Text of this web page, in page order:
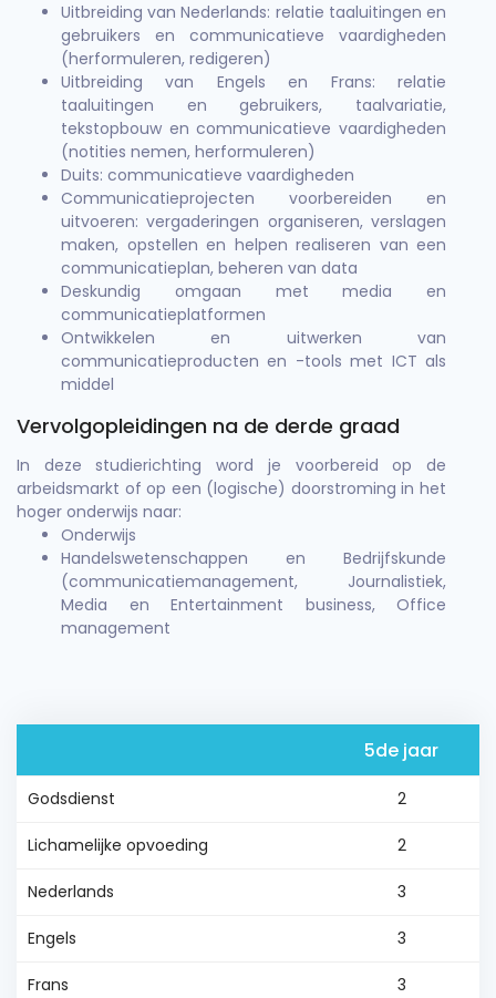
Uitbreiding van Nederlands: relatie taaluitingen en
gebruikers en communicatieve vaardigheden
(herformuleren, redigeren)
Uitbreiding van Engels en Frans: relatie
taaluitingen en gebruikers, taalvariatie,
tekstopbouw en communicatieve vaardigheden
(notities nemen, herformuleren)
Duits: communicatieve vaardigheden
Communicatieprojecten voorbereiden en
uitvoeren: vergaderingen organiseren, verslagen
maken, opstellen en helpen realiseren van een
communicatieplan, beheren van data
Deskundig omgaan met media en
communicatieplatformen
Ontwikkelen en uitwerken van
communicatieproducten en -tools met ICT als
middel
Vervolgopleidingen na de derde graad
In deze studierichting word je voorbereid op de
arbeidsmarkt of op een (logische) doorstroming in het
hoger onderwijs naar:
Onderwijs
Handelswetenschappen en Bedrijfskunde
(communicatiemanagement, Journalistiek,
Media en Entertainment business, Office
management
5de jaar
Godsdienst 2
Lichamelijke opvoeding 2
Nederlands 3
Engels 3
Frans 3